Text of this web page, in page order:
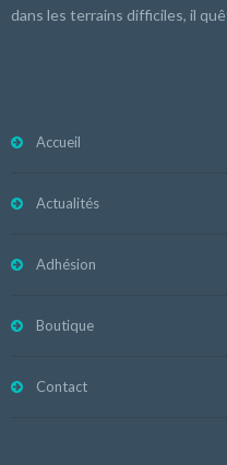
dans les terrains difficiles, il
Accueil
Actualités
Adhésion
Boutique
Contact